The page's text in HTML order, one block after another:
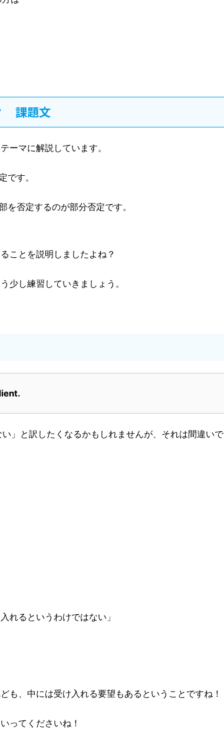
課題文
ーマに解説しています。
です。
否定するのが部分否定です。
ことを説明しましたよね？
少し練習していきましょう。
」と訳したくなるかもしれませんが、それは間違いで
れるというわけではない」
も、中には受け入れる要望もあるということですね！
ってくださいね！